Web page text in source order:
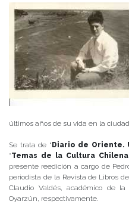
últimos años de su vida en la
Se trata de “ Diario de Oriente.
“Temas de la Cultura Chilena
presente reedición a cargo de
periodista de la Revista de Libros
Claudio Valdés, académico de
Oyarzún, respectivamente.